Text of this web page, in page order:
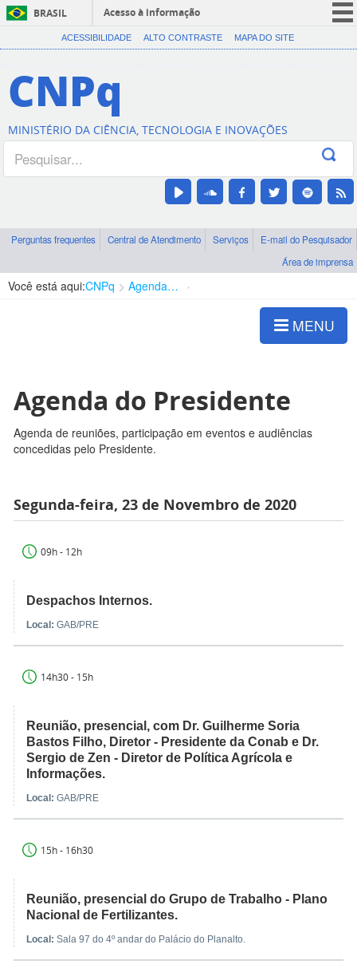
BRASIL
Acesso à informação
CORONAVÍRUS (COVID-19)
Canais
ACESSIBILIDADE ALTO CONTRASTE MAPA DO SITE
CNPq
MINISTÉRIO DA CIÊNCIA, TECNOLOGIA E INOVAÇÕES
Perguntas frequentes Central de Atendimento Serviços
E-mail do Pesquisador
Área de imprensa
Você está aqui:CNPq Agenda de autoridades
MENU
Agenda do Presidente
Agenda de reuniões, participação em eventos e audiências
concedidas pelo Presidente.
Segunda-feira, 23 de Novembro de 2020
09h - 12h
Despachos Internos.
Local: GAB/PRE
14h30 - 15h
Reunião, presencial, com Dr. Guilherme Soria
Bastos Filho, Diretor - Presidente da Conab e Dr.
Sergio de Zen - Diretor de Política Agrícola e
Informações.
Local: GAB/PRE
15h - 16h30
Reunião, presencial do Grupo de Trabalho - Plano
Nacional de Fertilizantes.
Local: Sala 97 do 4º andar do Palácio do Planalto.